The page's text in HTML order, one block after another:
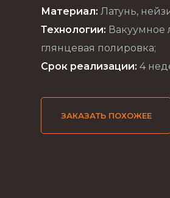
Материал: Латунь,
Технологии: Вакуумное
глянцевая полировка;
Срок реализации: 4
ЗАКАЗАТЬ ПОХОЖЕЕ